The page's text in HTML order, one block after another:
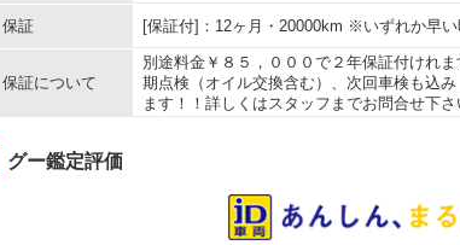
保証 [保証付]：12ヶ月・20000km ※いずれか早い
保証について
別途料金￥８５，０００で２年保証付けれ
期点検（オイル交換含む）、次回車検も込
ます！！詳しくはスタッフまでお問合せ下さ
グー鑑定評価